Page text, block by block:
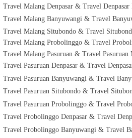
Travel Malang Denpasar & Travel Denpasar
Travel Malang Banyuwangi & Travel
Travel Malang Situbondo & Travel
Travel Malang Probolinggo & Travel
Travel Malang Pasuruan & Travel Pasuruan
Travel Pasuruan Denpasar & Travel
Travel Pasuruan Banyuwangi & Travel
Travel Pasuruan Situbondo & Travel
Travel Pasuruan Probolinggo & Travel
Travel Probolinggo Denpasar & Travel
Travel Probolinggo Banyuwangi & Travel